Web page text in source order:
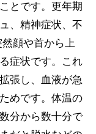
とです。更年期
、精神症状、不
顔や首から上
症状です。これ
張し、血液が急
めです。体温の
分から数十分で